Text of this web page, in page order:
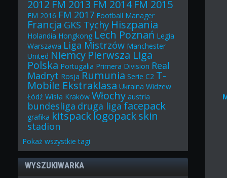
2012 FM 2013 FM 2014 FM 2015
FM 2016 FM 2017 Football Manager
Francja GKS Tychy Hiszpania
Holandia Hongkong Lech Poznań Legia
Warszawa Liga Mistrzów Manchester
United Niemcy Pierwsza Liga
Polska Portugalia Primera Division Real
Madryt Rosja Rumunia Serie C2 T-
Mobile Ekstraklasa Ukraina Widzew
Łódź Wisła Kraków Włochy austria
bundesliga druga ligafacepack
grafika kitspacklogopackskin
stadion
Pokażwszystkie tagi
WYSZUKIWARKA